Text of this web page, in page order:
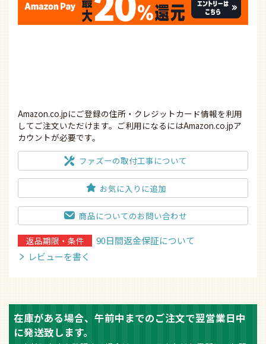
商品についてのお問い合わせ
在庫がある場合、午前中までのご注文で翌営業日中
に発送致します。
※事前に在庫を確認する場合は、メールまたはお電話にてお問
ファズーの５つの安心